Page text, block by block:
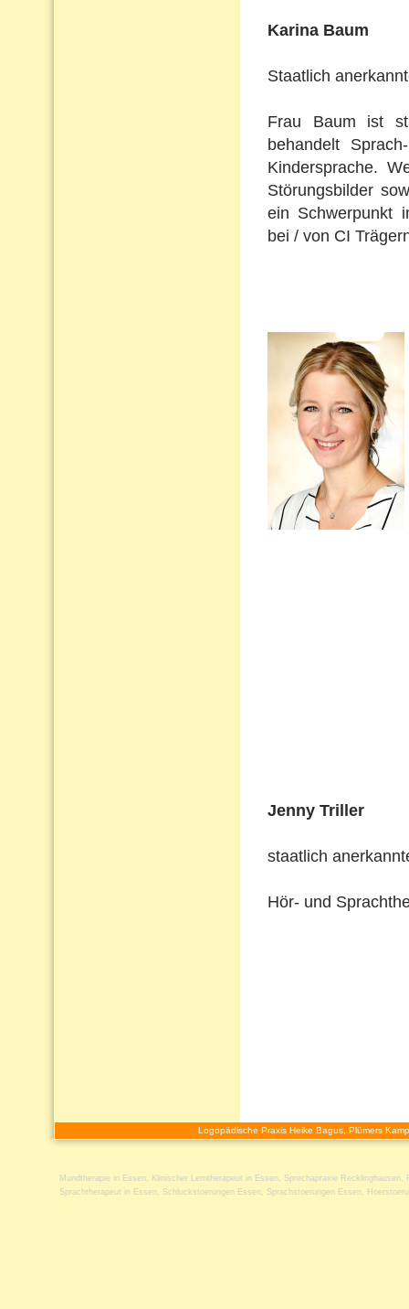
Karina Baum
Staatlich
Frau Baum ist
behandelt
Kindersprache.
Störungsbilder
ein Schwerpunkt
bei / von CI
Jenny Triller
staatlich
Hör- und
Logopädische Praxis Heike Bagus, Plümers
Mundtherapie in Essen , Klinischer Lerntherapeut in Essen , Sprechapraxie Recklinghausen ,
Sprachtherapeut in Essen , Schluckstoerungen Essen , Sprachstoerungen Essen ,